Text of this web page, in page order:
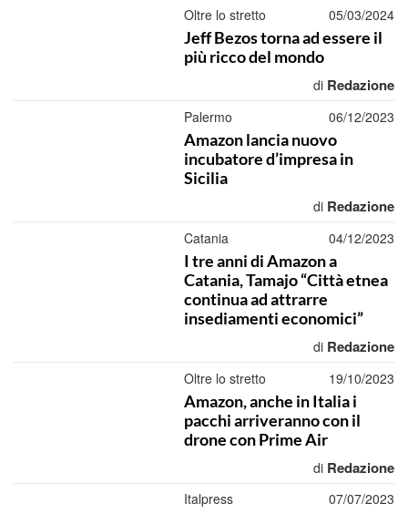
Oltre lo stretto 05/03/2024
Jeff Bezos torna ad essere il
più ricco del mondo
di Redazione
Palermo 06/12/2023
Amazon lancia nuovo
incubatore d’impresa in
Sicilia
di Redazione
Catania 04/12/2023
I tre anni di Amazon a
Catania, Tamajo “Città etnea
continua ad attrarre
insediamenti economici”
di Redazione
Oltre lo stretto 19/10/2023
Amazon, anche in Italia i
pacchi arriveranno con il
drone con Prime Air
di Redazione
Italpress 07/07/2023